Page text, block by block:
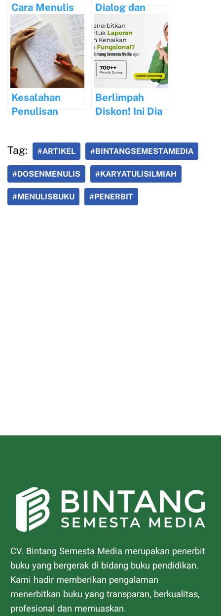
Cara Menulis
Daftar Pustaka
Dialog dan
Monolog serta
Ciri-cirinya
Kesalahan
Penulisan
Indonesia
Sehari-hari
Berlimpah
Diskon! Ini Dia
Favorit Sobat
Putaka
Tag: #ARTIKEL #BINTANGSEMESTAMEDIA
#DOSENMENULIS #KARYATULISILMIAH
#MENULISBUKU #PENERBIT
CV. Bintang Semesta Media merupakan penerbit
buku yang bergerak di bidang buku pendidikan.
Kami hadir memberikan pengalaman
menerbitkan buku yang transparan, berkualitas,
profesional dan memuaskan.